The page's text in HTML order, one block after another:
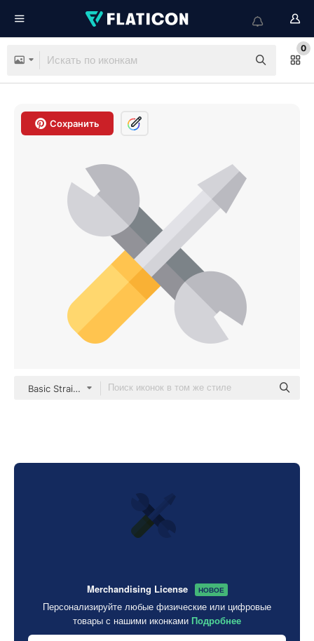
0
Сохранить
Basic Straight Flat
Merchandising License НОВОЕ
Персонализируйте любые физические или цифровые
товары с нашими иконками Подробнее